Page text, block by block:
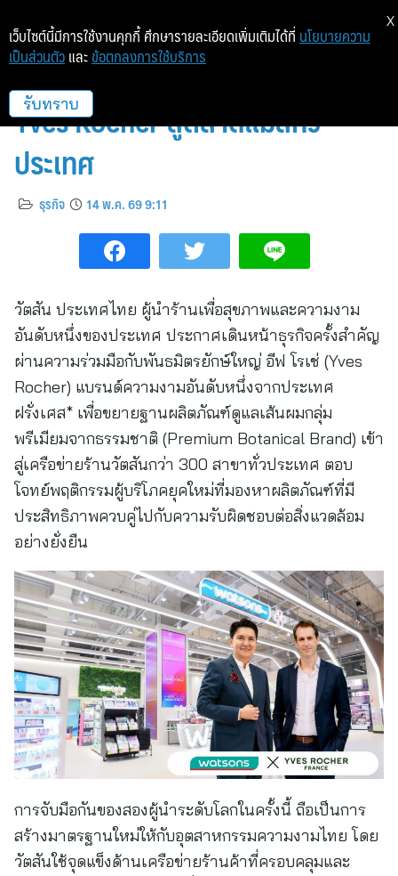
วัตสันเดินเกมพรีเมียมแฮร์แคร์ ดึง
Yves Rocher สู่ตลาดแมสทั่ว
ประเทศ
ธุรกิจ 14 พ.ค. 69 9:11
วัตสัน ประเทศไทย ผู้นำร้านเพื่อสุขภาพและความงาม
อันดับหนึ่งของประเทศ ประกาศเดินหน้าธุรกิจครั้งสำคัญ
ผ่านความร่วมมือกับพันธมิตรยักษ์ใหญ่ อีฟ โรเช่ (Yves
Rocher) แบรนด์ความงามอันดับหนึ่งจากประเทศ
ฝรั่งเศส* เพื่อขยายฐานผลิตภัณฑ์ดูแลเส้นผมกลุ่ม
พรีเมียมจากธรรมชาติ (Premium Botanical Brand) เข้า
สู่เครือข่ายร้านวัตสันกว่า 300 สาขาทั่วประเทศ ตอบ
โจทย์พฤติกรรมผู้บริโภคยุคใหม่ที่มองหาผลิตภัณฑ์ที่มี
ประสิทธิภาพควบคู่ไปกับความรับผิดชอบต่อสิ่งแวดล้อม
อย่างยั่งยืน
การจับมือกันของสองผู้นำระดับโลกในครั้งนี้ ถือเป็นการ
สร้างมาตรฐานใหม่ให้กับอุตสาหกรรมความงามไทย โดย
วัตสันใช้จุดแข็งด้านเครือข่ายร้านค้าที่ครอบคลุมและ
เว็บไซต์นี้มีการใช้งานคุกกี้ ศึกษารายละเอียดเพิ่มเติมได้ที่ นโยบายความ
เป็นส่วนตัว และ ข้อตกลงการใช้บริการ
รับทราบ
X